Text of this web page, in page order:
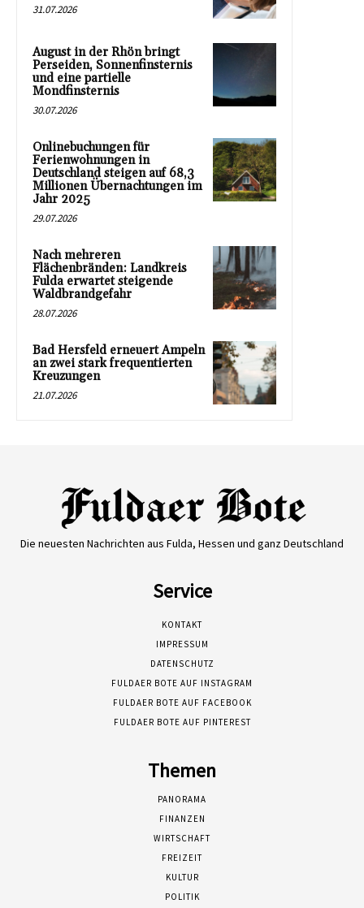
31.07.2026
August in der Rhön bringt
Perseiden, Sonnenfinsternis
und eine partielle
Mondfinsternis
30.07.2026
Onlinebuchungen für
Ferienwohnungen in
Deutschland steigen auf 68,3
Millionen Übernachtungen im
Jahr 2025
29.07.2026
Nach mehreren
Flächenbränden: Landkreis
Fulda erwartet steigende
Waldbrandgefahr
28.07.2026
Bad Hersfeld erneuert Ampeln
an zwei stark frequentierten
Kreuzungen
21.07.2026
Die neuesten Nachrichten aus Fulda, Hessen und ganz Deutschland
Service
KONTAKT
IMPRESSUM
DATENSCHUTZ
FULDAER BOTE AUF INSTAGRAM
FULDAER BOTE AUF FACEBOOK
FULDAER BOTE AUF PINTEREST
Themen
PANORAMA
FINANZEN
WIRTSCHAFT
FREIZEIT
KULTUR
POLITIK